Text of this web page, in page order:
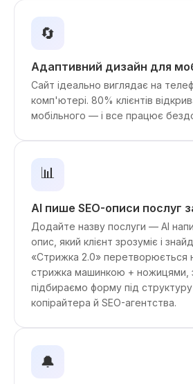
🔄
Адаптивний дизайн для
Сайт ідеально виглядає на
комп'ютері. 80% клієнтів
мобільного — і все працює
📊
AI пише SEO-описи послуг
Додайте назву послуги — AI
опис, який клієнт зрозуміє і
«Стрижка 2.0» перетворюється
стрижка машинкою + ножицями,
підбираємо форму під
копірайтера й SEO-агентства.
🔔